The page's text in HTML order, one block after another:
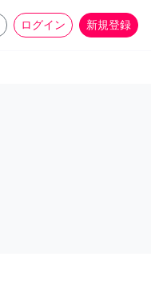
ログイン 新規登録